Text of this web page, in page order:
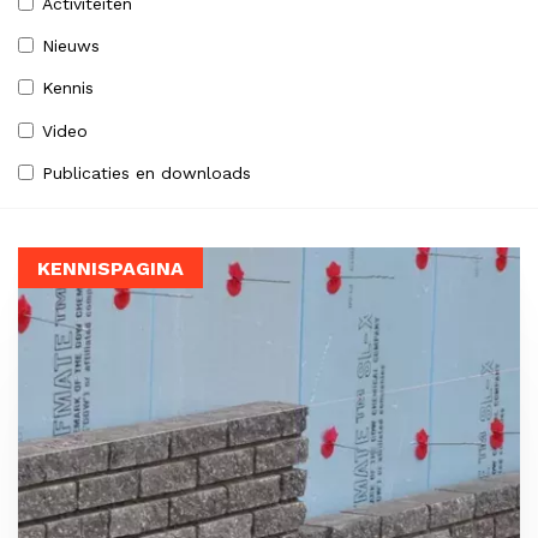
Nieuws
Kennis
Video
Publicaties en downloads
KENNISPAGINA